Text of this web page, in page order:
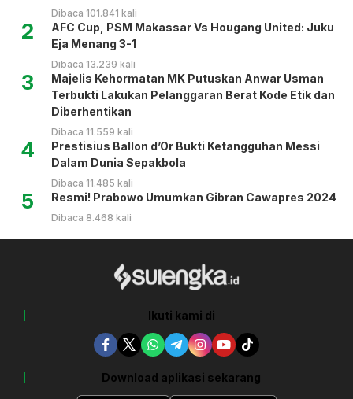
Dibaca 101.841 kali
2
AFC Cup, PSM Makassar Vs Hougang United: Juku
Eja Menang 3-1
Dibaca 13.239 kali
3
Majelis Kehormatan MK Putuskan Anwar Usman
Terbukti Lakukan Pelanggaran Berat Kode Etik dan
Diberhentikan
Dibaca 11.559 kali
4
Prestisius Ballon d’Or Bukti Ketangguhan Messi
Dalam Dunia Sepakbola
Dibaca 11.485 kali
5 Resmi! Prabowo Umumkan Gibran Cawapres 2024
Dibaca 8.468 kali
Ikuti kami di
Download aplikasi sekarang